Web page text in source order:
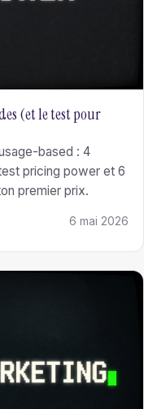
(et le test pour
based : 4
pricing power et 6
premier prix.
6 mai 2026